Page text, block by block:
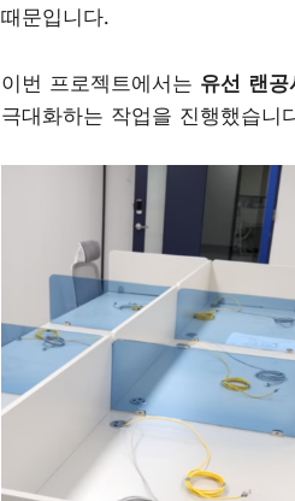
때문입니다.
이번 프로젝트에서는 유선 랜
극대화하는 작업을 진행했습니